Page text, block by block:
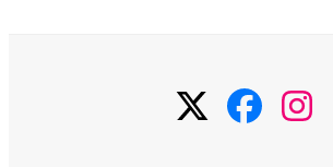
TwitterFacebook